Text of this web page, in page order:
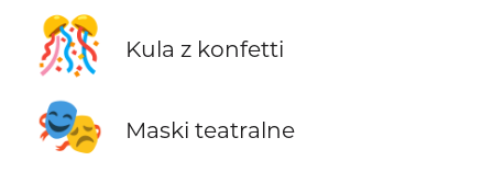
🎊 Kula z konfetti
🎭 Maski teatralne